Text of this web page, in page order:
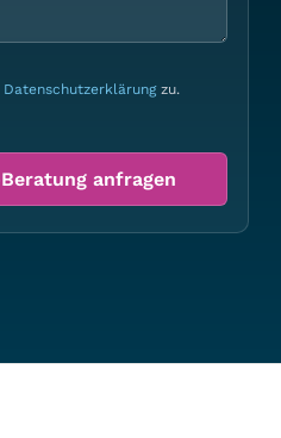
Datenschutzerklärungzu.